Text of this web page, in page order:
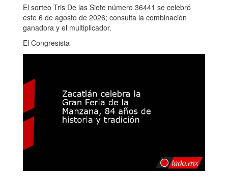
El sorteo Tris De las Siete número 36441 se celebró
este 6 de agosto de 2026; consulta la combinación
ganadora y el multiplicador.
El Congresista